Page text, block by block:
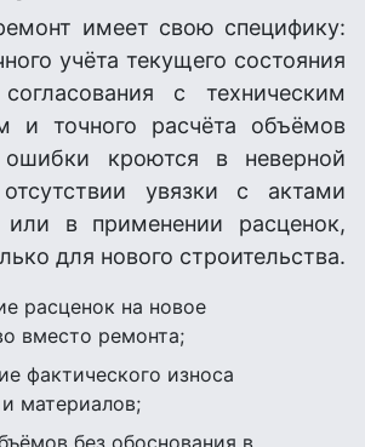
имеет свою специфику:
учёта текущего состояния
с техническим
и точного расчёта объёмов
кроются в неверной
увязки с актами
или в применении расценок,
для нового строительства.
расценок на новое
вместо ремонта;
фактического износа
материалов;
без обоснования в